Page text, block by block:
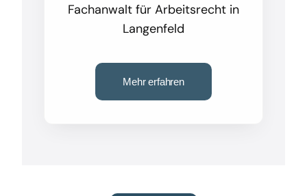
Fachanwalt für Arbeitsrecht in
Langenfeld
Mehr erfahren